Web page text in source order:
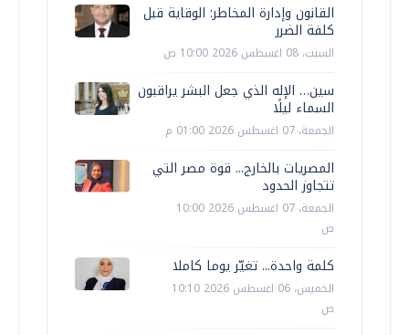
القانون وإدارة المخاطر: الوقاية قبل
كلفة الضرر
السبت، 08 اغسطس 2026 10:00 ص
سين… الإله الذي جعل البشر يراقبون
السماء ليلًا
الجمعة، 07 اغسطس 2026 01:00 م
المصريات بالخارج... قوة مصر التي
تتجاوز الحدود
الجمعة، 07 اغسطس 2026 10:00
ص
كلمة واحدة... تغيّر يوما كاملا
الخميس، 06 اغسطس 2026 10:10
ص